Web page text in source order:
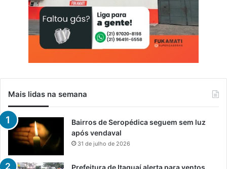
Mais lidas na semana
Bairros de Seropédica seguem sem luz
após vendaval
31 de julho de 2026